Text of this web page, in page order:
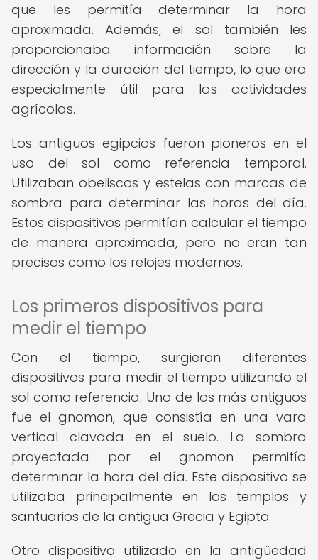
que les permitía determinar la hora
aproximada. Además, el sol también les
proporcionaba información sobre la
dirección y la duración del tiempo, lo que era
especialmente útil para las actividades
agrícolas.
Los antiguos egipcios fueron pioneros en el
uso del sol como referencia temporal.
Utilizaban obeliscos y estelas con marcas de
sombra para determinar las horas del día.
Estos dispositivos permitían calcular el tiempo
de manera aproximada, pero no eran tan
precisos como los relojes modernos.
Los primeros dispositivos para
medir el tiempo
Con el tiempo, surgieron diferentes
dispositivos para medir el tiempo utilizando el
sol como referencia. Uno de los más antiguos
fue el gnomon, que consistía en una vara
vertical clavada en el suelo. La sombra
proyectada por el gnomon permitía
determinar la hora del día. Este dispositivo se
utilizaba principalmente en los templos y
santuarios de la antigua Grecia y Egipto.
Otro dispositivo utilizado en la antigüedad